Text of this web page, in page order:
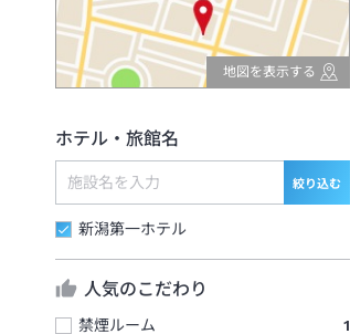
地図を表示する
ホテル・旅館名
絞り込む
新潟第一ホテル
人気のこだわり
禁煙ルーム
1